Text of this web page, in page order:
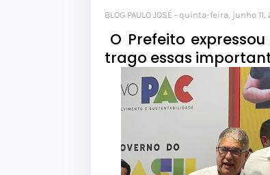
BLOG PAULO JOSÉ quinta-feira, junho 11,
O Prefeito
trago essas